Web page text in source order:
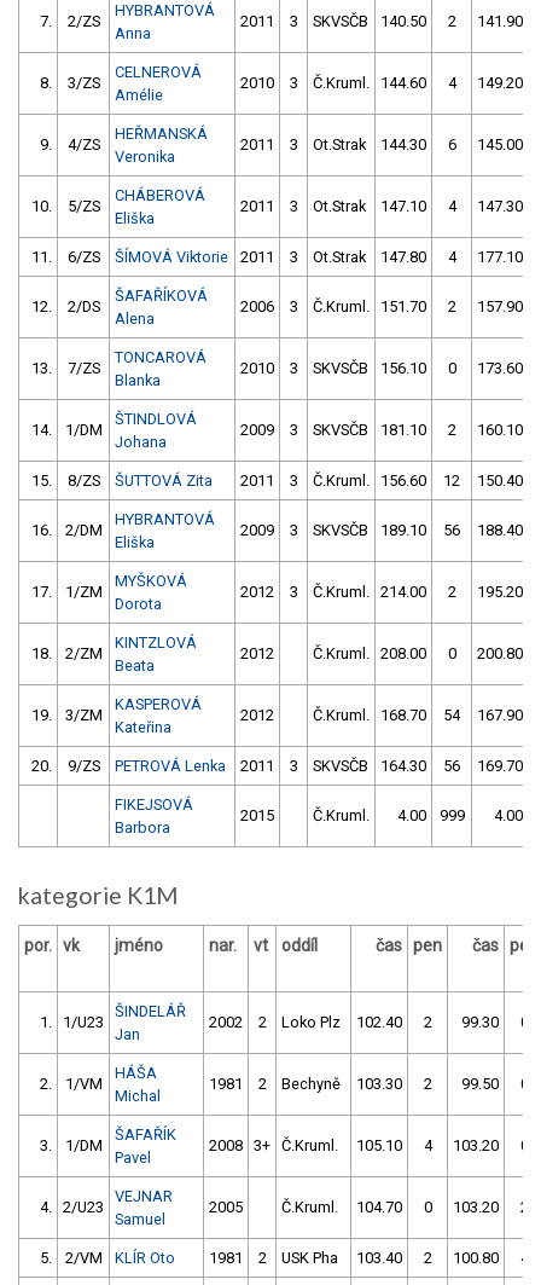
7. 2/ZS
HYBRANTOVÁ
Anna
2011 3 SKVSČB 140.50 2 141.90
8. 3/ZS
CELNEROVÁ
Amélie
2010 3 Č.Kruml. 144.60 4 149.20
9. 4/ZS
HEŘMANSKÁ
Veronika
2011 3 Ot.Strak 144.30 6 145.00
10. 5/ZS
CHÁBEROVÁ
Eliška
2011 3 Ot.Strak 147.10 4 147.30
11. 6/ZS ŠÍMOVÁ Viktorie 2011 3 Ot.Strak 147.80 4 177.10
12. 2/DS
ŠAFAŘÍKOVÁ
Alena
2006 3 Č.Kruml. 151.70 2 157.90
13. 7/ZS
TONCAROVÁ
Blanka
2010 3 SKVSČB 156.10 0 173.60
14. 1/DM
ŠTINDLOVÁ
Johana
2009 3 SKVSČB 181.10 2 160.10
15. 8/ZS ŠUTTOVÁ Zita 2011 3 Č.Kruml. 156.60 12 150.40
16. 2/DM
HYBRANTOVÁ
Eliška
2009 3 SKVSČB 189.10 56 188.40
17. 1/ZM
MYŠKOVÁ
Dorota
2012 3 Č.Kruml. 214.00 2 195.20
18. 2/ZM
KINTZLOVÁ
Beata
2012 Č.Kruml. 208.00 0 200.80
19. 3/ZM
KASPEROVÁ
Kateřina
2012 Č.Kruml. 168.70 54 167.90
20. 9/ZS PETROVÁ Lenka 2011 3 SKVSČB 164.30 56 169.70
FIKEJSOVÁ
Barbora
2015 Č.Kruml. 4.00 999 4.00
kategorie K1M
por. vk jméno nar. vt oddíl čas pen čas pen
1. 1/U23
ŠINDELÁŘ
Jan
2002 2 Loko Plz 102.40 2 99.30 0
2. 1/VM
HÁŠA
Michal
1981 2 Bechyně 103.30 2 99.50 0
3. 1/DM
ŠAFAŘÍK
Pavel
2008 3+ Č.Kruml. 105.10 4 103.20 0
4. 2/U23
VEJNAR
Samuel
2005 Č.Kruml. 104.70 0 103.20 2
5. 2/VM KLÍR Oto 1981 2 USK Pha 103.40 2 100.80 4